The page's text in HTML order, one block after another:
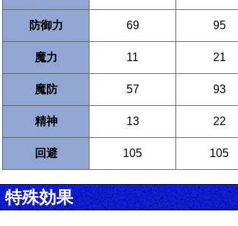
防御力 69 95
魔力 11 21
魔防 57 93
精神 13 22
回避 105 105
特殊効果